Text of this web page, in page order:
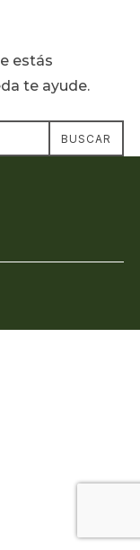
estás
te ayude.
BUSCAR